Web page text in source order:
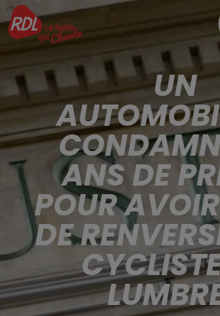
UN
ANS DE
POUR
DE